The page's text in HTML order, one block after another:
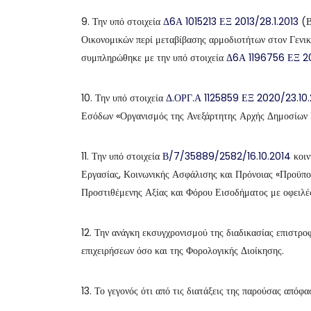
9. Την υπό στοιχεία Δ6Α 1015213 ΕΞ 2013/28.1.2013
Οικονομικών περί μεταβίβασης αρμοδιοτήτων στον
συμπληρώθηκε με την υπό στοιχεία Δ6Α 1196756 ΕΞ
10. Την υπό στοιχεία Δ.ΟΡΓ.Α 1125859 ΕΞ 2020/
Εσόδων «Οργανισμός της Ανεξάρτητης Αρχής
11. Την υπό στοιχεία Β/7/35889/2582/16.10.2014
Εργασίας, Κοινωνικής Ασφάλισης και Πρόνοιας
Προστιθέμενης Αξίας και Φόρου Εισοδήματος με
12. Την ανάγκη εκσυγχρονισμού της διαδικασίας
επιχειρήσεων όσο και της Φορολογικής Διοίκησης.
13. Το γεγονός ότι από τις διατάξεις της παρούσας